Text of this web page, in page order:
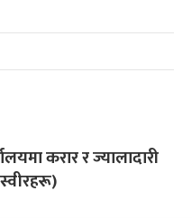
करार र ज्यालादारी